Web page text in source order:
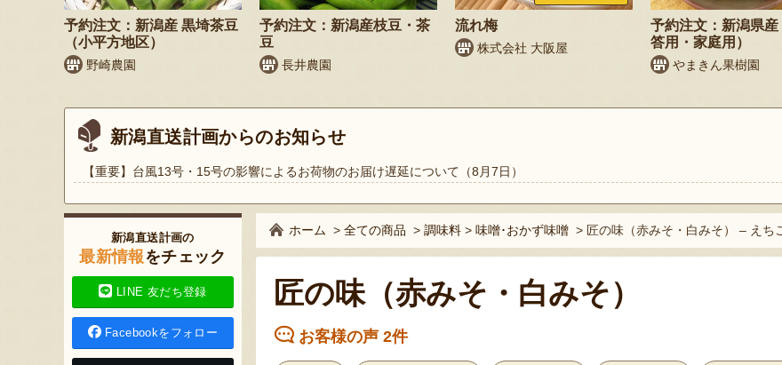
予約注文：新潟産 黒埼茶豆
（小平方地区）
野崎農園
予約注文：新潟産枝豆・茶
豆
長井農園
流れ梅
株式会社 大阪屋
予約注文：新潟県産
答用・家庭用）
やまきん果樹園
新潟直送計画からのお知らせ
【重要】台風13号・15号の影響によるお荷物のお届け遅延について（8月7日）
ホーム > 全ての商品 > 調味料 > 味噌･おかず味噌 > 匠の味（赤みそ・白みそ） – えち
匠の味（赤みそ・白みそ）
お客様の声 2件
新潟直送計画の
最新情報をチェック
LINE 友だち登録
Facebookをフォロー